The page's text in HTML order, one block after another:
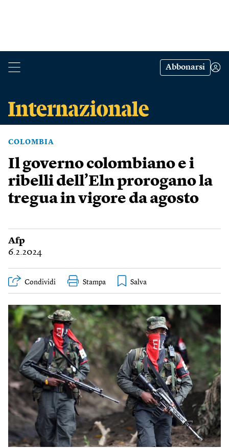
Abbonarsi
COLOMBIA
Il governo colombiano e i
ribelli dell’Eln prorogano la
tregua in vigore da agosto
Afp
6.2.2024
Condividi Stampa